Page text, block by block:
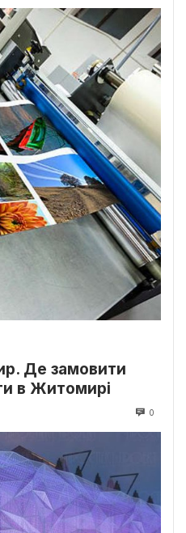
Де замовити
в Житомирі
0